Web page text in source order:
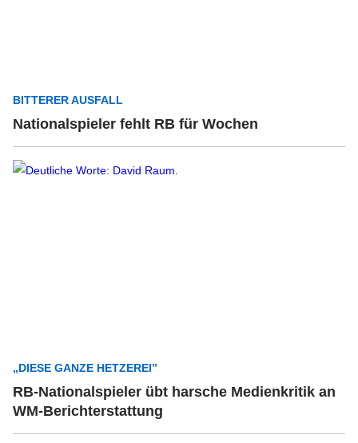
BITTERER AUSFALL
Nationalspieler fehlt RB für Wochen
„DIESE GANZE HETZEREI”
RB-Nationalspieler übt harsche Medienkritik an
WM-Berichterstattung